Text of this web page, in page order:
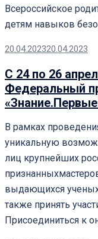
Всероссийское
детям навыков
20.04.202320.04.2023
С 24 по 26
Федеральный
В рамках
уникальную
лиц крупнейших
выдающихся ученых
также принять
Присоединиться к